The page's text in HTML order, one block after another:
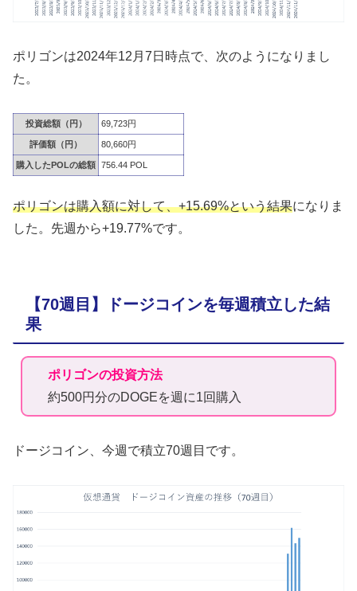
ポリゴンは2024年12月7日時点で、次のようになりまし
た。
投資総額（円） 69,723円
評価額（円） 80,660円
購入したPOLの総額 756.44 POL
ポリゴンは購入額に対して、+15.69%という結果になりま
した。先週から+19.77%です。
【70週目】ドージコインを毎週積立した結
果
ポリゴンの投資方法
約500円分のDOGEを週に1回購入
ドージコイン、今週で積立70週目です。